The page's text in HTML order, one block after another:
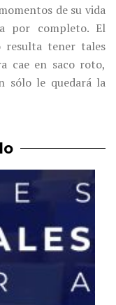
de su vida
por completo. El
resulta tener tales
cae en saco roto,
sólo le quedará la